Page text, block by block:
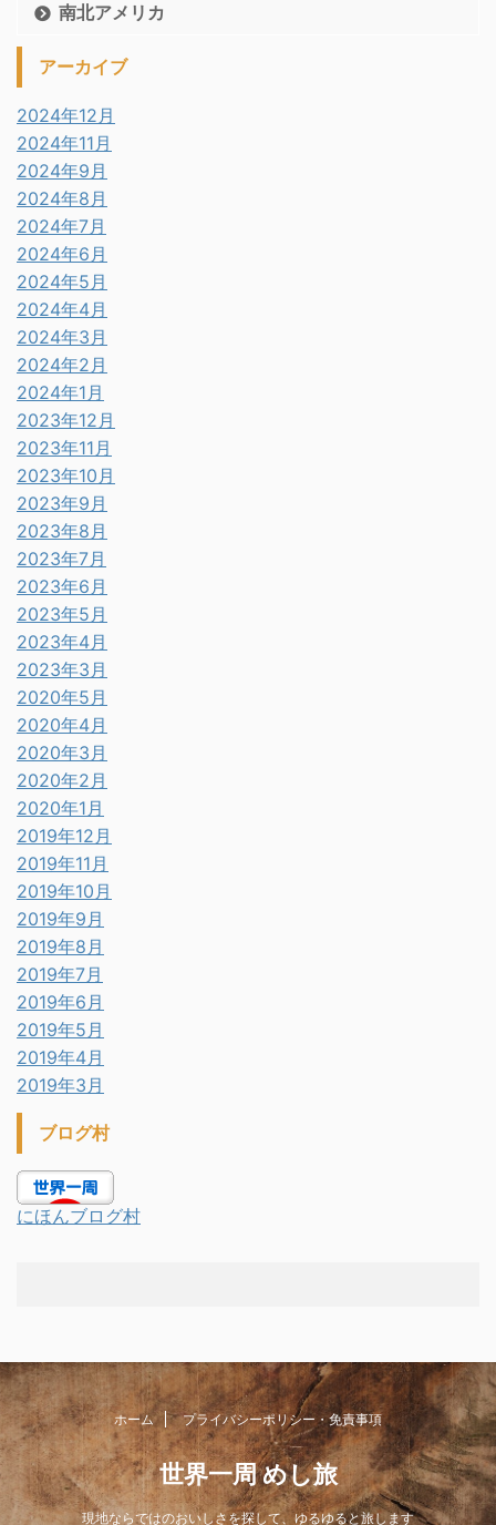
南北アメリカ
アーカイブ
2024年12月
2024年11月
2024年9月
2024年8月
2024年7月
2024年6月
2024年5月
2024年4月
2024年3月
2024年2月
2024年1月
2023年12月
2023年11月
2023年10月
2023年9月
2023年8月
2023年7月
2023年6月
2023年5月
2023年4月
2023年3月
2020年5月
2020年4月
2020年3月
2020年2月
2020年1月
2019年12月
2019年11月
2019年10月
2019年9月
2019年8月
2019年7月
2019年6月
2019年5月
2019年4月
2019年3月
ブログ村
にほんブログ村
ホーム プライバシーポリシー・免責事項
世界一周 めし旅
現地ならではのおいしさを探して、ゆるゆると旅します